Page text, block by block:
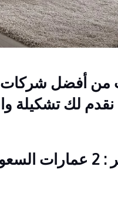
أفضل شركات
لك تشكيلة
فرع مدينة نصر : 2